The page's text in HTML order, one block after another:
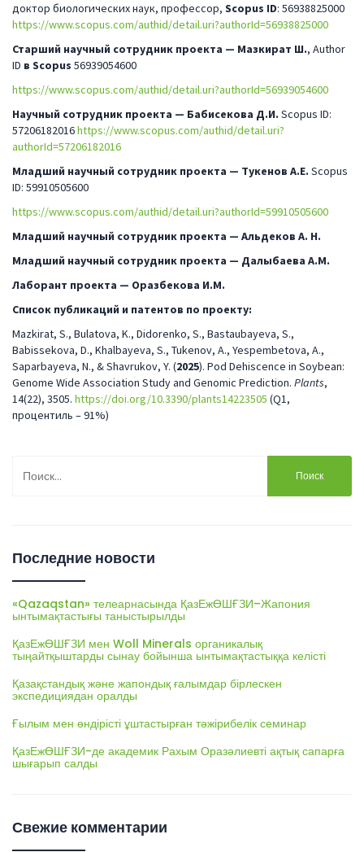
доктор биологических наук, профессор, Scopus ID: 56938825000
https://www.scopus.com/authid/detail.uri?authorId=56938825000
Старший научный сотрудник проекта — Мазкират Ш., Author
ID в Scopus 56939054600
https://www.scopus.com/authid/detail.uri?authorId=56939054600
Научный сотрудник проекта — Бабисекова Д.И. Scopus ID:
57206182016https://www.scopus.com/authid/detail.uri?
authorId=57206182016
Младший научный сотрудник проекта — Тукенов А.Е. Scopus
ID: 59910505600
https://www.scopus.com/authid/detail.uri?authorId=59910505600
Младший научный сотрудник проекта — Альдеков А. Н.
Младший научный сотрудник проекта — Далыбаева А.М.
Лаборант проекта — Оразбекова И.М.
Список публикаций и патентов по проекту:
Mazkirat, S., Bulatova, K., Didorenko, S., Bastaubayeva, S.,
Babissekova, D., Khalbayeva, S., Tukenov, A., Yespembetova, A.,
Saparbayeva, N., & Shavrukov, Y. (2025). Pod Dehiscence in Soybean:
Genome Wide Association Study and Genomic Prediction. Plants,
14(22), 3505. https://doi.org/10.3390/plants14223505 (Q1,
процентиль – 91%)
Последние новости
«Qazaqstan» телеарнасында ҚазЕжӨШҒЗИ–Жапония
ынтымақтастығы таныстырылды
ҚазЕжӨШҒЗИ мен Woll Minerals органикалық
тыңайтқыштарды сынау бойынша ынтымақтастыққа келісті
Қазақстандық және жапондық ғалымдар бірлескен
экспедициядан оралды
Ғылым мен өндірісті ұштастырған тәжірибелік семинар
ҚазЕжӨШҒЗИ-де академик Рахым Оразәлиевті ақтық сапарға
шығарып салды
Свежие комментарии